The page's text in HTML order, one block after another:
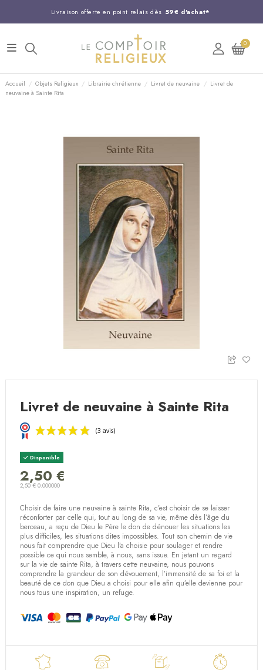
Livraison offerte en point relais dès 59€ d'achat*
Entreprise Française familiale
Support client disponible au 03 20 24 74 15
Commandez avant 14H, expédition le jour même !
0
Accueil Objets Religieux Librairie chrétienne Livret de neuvaine
Livret de
neuvaine à Sainte Rita
Livret de neuvaine à Sainte Rita
(3 avis)
Disponible
2,50 €
2,50 € 0.000000
Choisir de faire une neuvaine à sainte Rita, c’est choisir de se laisser
réconforter par celle qui, tout au long de sa vie, même dès l’âge du
berceau, a reçu de Dieu le Père le don de dénouer les situations les
plus difficiles, les situations dites impossibles. Tout son chemin de vie
nous fait comprendre que Dieu l’a choisie pour soulager et rendre
possible ce qui nous semble, à nous, sans issue. En jetant un regard
sur la vie de sainte Rita, à travers cette neuvaine, nous pouvons
comprendre la grandeur de son dévouement, l’immensité de sa foi et la
beauté de ce don que Dieu a choisi pour elle afin qu’elle devienne pour
nous tous une inspiration, un refuge.